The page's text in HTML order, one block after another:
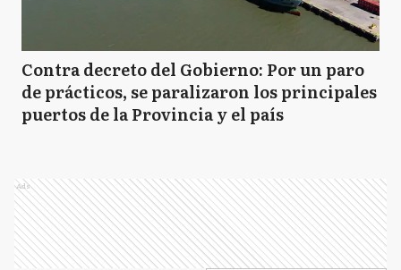
Contra decreto del Gobierno: Por un paro
de prácticos, se paralizaron los principales
puertos de la Provincia y el país
Ads